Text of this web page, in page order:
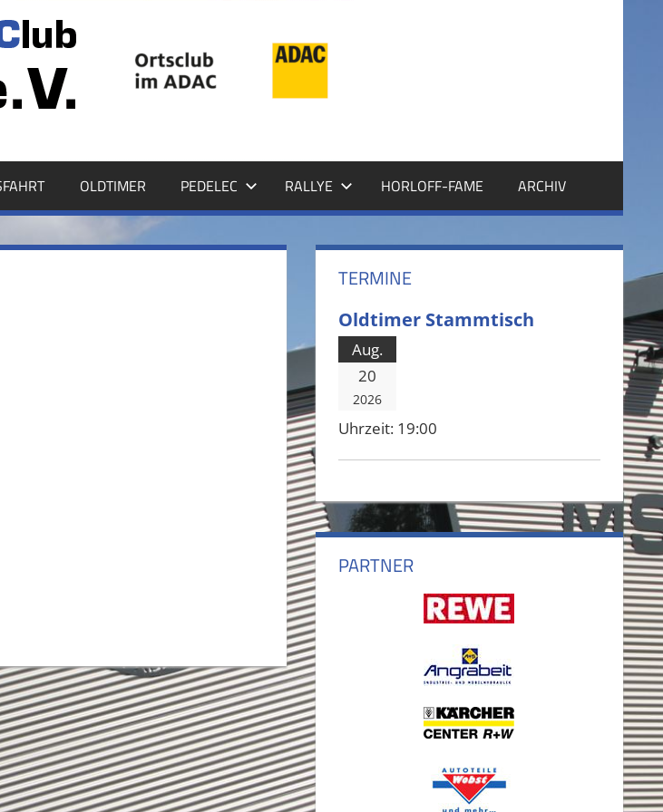
OLDTIMER PEDELEC RALLYE HORLOFF-FAME ARCHIV
TERMINE
Oldtimer Stammtisch
Aug.
20
2026
Uhrzeit: 19:00
PARTNER